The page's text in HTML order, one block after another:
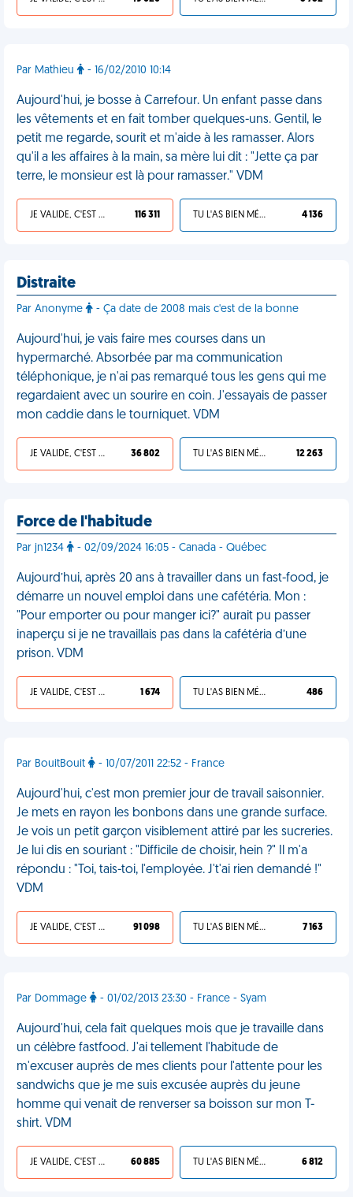
Par Mathieu - 16/02/2010 10:14
Aujourd'hui, je bosse à Carrefour. Un enfant passe dans
les vêtements et en fait tomber quelques-uns. Gentil, le
petit me regarde, sourit et m'aide à les ramasser. Alors
qu'il a les affaires à la main, sa mère lui dit : "Jette ça par
terre, le monsieur est là pour ramasser." VDM
JE VALIDE, C'EST UNE VDM 116 311 TU L'AS BIEN MÉRITÉ 4 136
Distraite
Par Anonyme - Ça date de 2008 mais c'est de la bonne
Aujourd'hui, je vais faire mes courses dans un
hypermarché. Absorbée par ma communication
téléphonique, je n'ai pas remarqué tous les gens qui me
regardaient avec un sourire en coin. J'essayais de passer
mon caddie dans le tourniquet. VDM
JE VALIDE, C'EST UNE VDM 36 802 TU L'AS BIEN MÉRITÉ 12 263
Force de l'habitude
Par jn1234 - 02/09/2024 16:05 - Canada - Québec
Aujourd’hui, après 20 ans à travailler dans un fast-food, je
démarre un nouvel emploi dans une cafétéria. Mon :
"Pour emporter ou pour manger ici?" aurait pu passer
inaperçu si je ne travaillais pas dans la cafétéria d’une
prison. VDM
JE VALIDE, C'EST UNE VDM 1 674 TU L'AS BIEN MÉRITÉ 486
Par BouitBouit - 10/07/2011 22:52 - France
Aujourd'hui, c'est mon premier jour de travail saisonnier.
Je mets en rayon les bonbons dans une grande surface.
Je vois un petit garçon visiblement attiré par les sucreries.
Je lui dis en souriant : "Difficile de choisir, hein ?" Il m'a
répondu : "Toi, tais-toi, l'employée. J't'ai rien demandé !"
VDM
JE VALIDE, C'EST UNE VDM 91 098 TU L'AS BIEN MÉRITÉ 7 163
Par Dommage - 01/02/2013 23:30 - France - Syam
Aujourd'hui, cela fait quelques mois que je travaille dans
un célèbre fastfood. J'ai tellement l'habitude de
m'excuser auprès de mes clients pour l'attente pour les
sandwichs que je me suis excusée auprès du jeune
homme qui venait de renverser sa boisson sur mon T-
shirt. VDM
JE VALIDE, C'EST UNE VDM 60 885 TU L'AS BIEN MÉRITÉ 6 812